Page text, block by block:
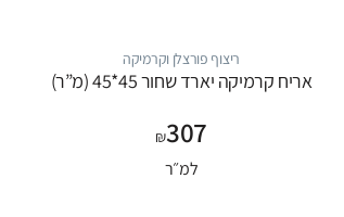
ריצוף פורצלן וקרמיקה
אריח קרמיקה יארד שחור 45*45 (מ”ר)
₪307
למ״ר